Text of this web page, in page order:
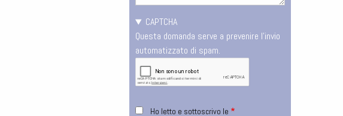
CAPTCHA
Questa domanda serve a prevenire l'invio
automatizzato di spam.
Ho letto e sottoscrivo le